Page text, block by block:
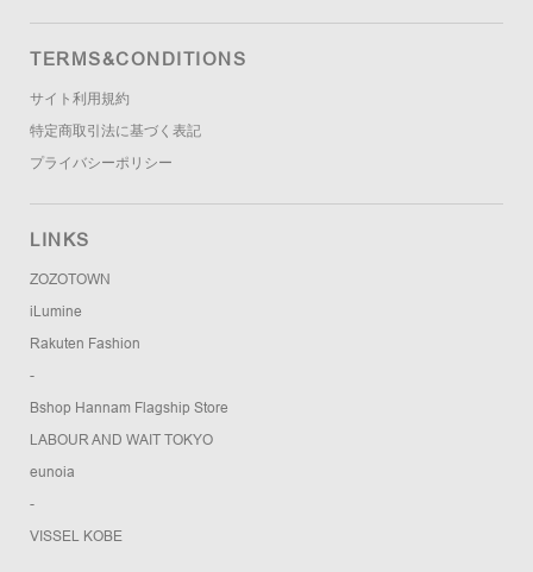
TERMS&CONDITIONS
サイト利用規約
特定商取引法に基づく表記
プライバシーポリシー
LINKS
ZOZOTOWN
iLumine
Rakuten Fashion
-
Bshop Hannam Flagship Store
LABOUR AND WAIT TOKYO
eunoia
-
VISSEL KOBE